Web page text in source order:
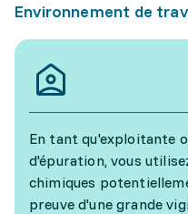
Environnement de
En tant qu'exploitante
d'épuration, vous
chimiques
preuve d'une grande